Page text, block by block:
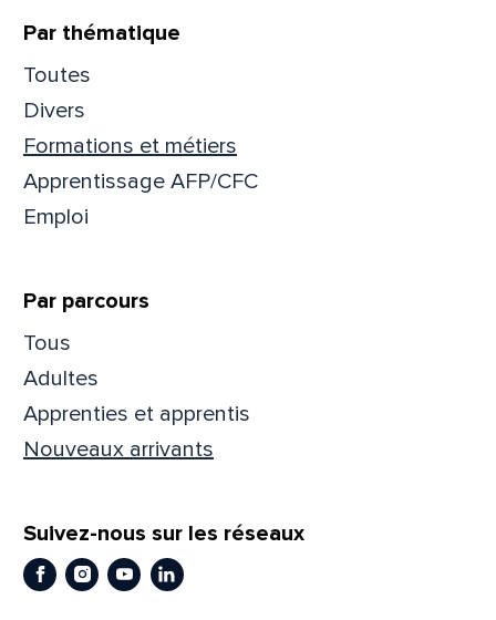
Par thématique
Toutes
Divers
Formations et métiers
Apprentissage AFP/CFC
Emploi
Par parcours
Tous
Adultes
Apprenties et apprentis
Nouveaux arrivants
Suivez-nous sur les réseaux
Facebook
Instagram
YoutubeLinkedIn